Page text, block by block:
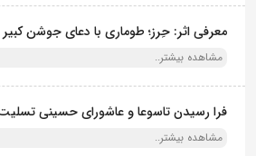
معرفی اثر: حِرز؛ طوماری با دعای جوشن کبیر
مشاهده بیشتر..
فرا رسیدن تاسوعا و عاشورای حسینی
مشاهده بیشتر..